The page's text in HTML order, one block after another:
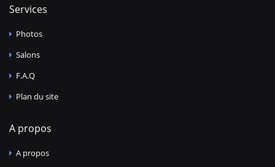
Services
Photos
Salons
F.A.Q
Plan du site
A propos
A propos